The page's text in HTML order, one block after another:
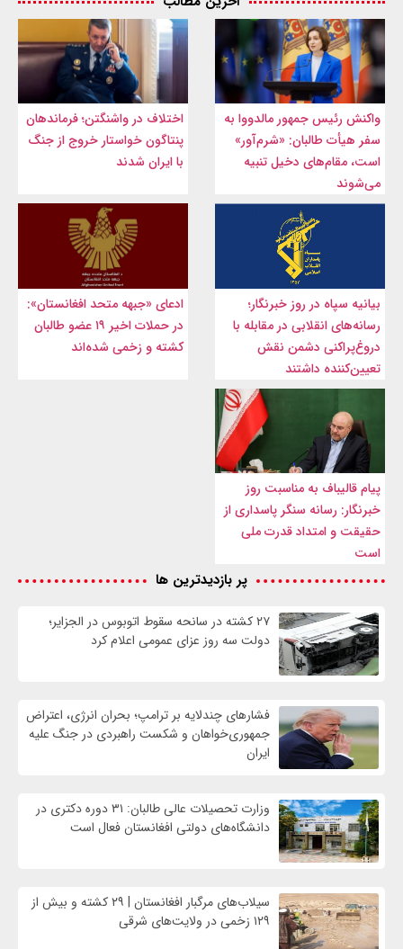
واکنش رئیس جمهور مالدووا به
سفر هیأت طالبان: «شرم‌آور»
است، مقام‌های دخیل تنبیه
می‌شوند
اختلاف در واشنگتن؛ فرماندهان
پنتاگون خواستار خروج از جنگ
با ایران شدند
بیانیه سپاه در روز خبرنگار؛
رسانه‌های انقلابی در مقابله با
دروغ‌پراکنی دشمن نقش
تعیین‌کننده داشتند
ادعای «جبهه متحد افغانستان»:
در حملات اخیر ۱۹ عضو طالبان
کشته و زخمی شده‌اند
پیام قالیباف به مناسبت روز
خبرنگار: رسانه سنگر پاسداری از
حقیقت و امتداد قدرت ملی
است
پر بازدیدترین ها
۲۷ کشته در سانحه سقوط اتوبوس در الجزایر؛
دولت سه روز عزای عمومی اعلام کرد
فشارهای چندلایه بر ترامپ؛ بحران انرژی، اعتراض
جمهوری‌خواهان و شکست راهبردی در جنگ علیه
ایران
وزارت تحصیلات عالی طالبان: ۳۱ دوره دکتری در
دانشگاه‌های دولتی افغانستان فعال است
سیلاب‌های مرگبار افغانستان | ۲۹ کشته و بیش از
۱۲۹ زخمی در ولایت‌های شرقی